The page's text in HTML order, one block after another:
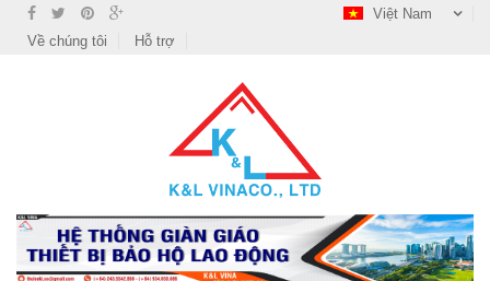
Việt Nam
Về chúng tôi
Hỗ trợ